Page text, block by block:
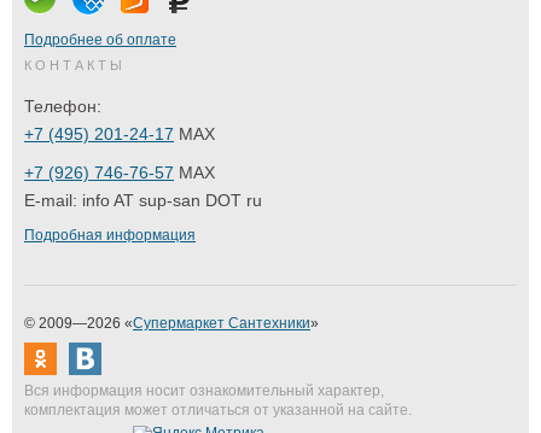
Подробнее об оплате
КОНТАКТЫ
Телефон:
+7 (495) 201-24-17 MAX
+7 (926) 746-76-57 MAX
E-mail: info AT sup-san DOT ru
Подробная информация
© 2009—2026 «Супермаркет Сантехники»
Вся информация носит ознакомительный характер,
комплектация может отличаться от указанной на сайте.